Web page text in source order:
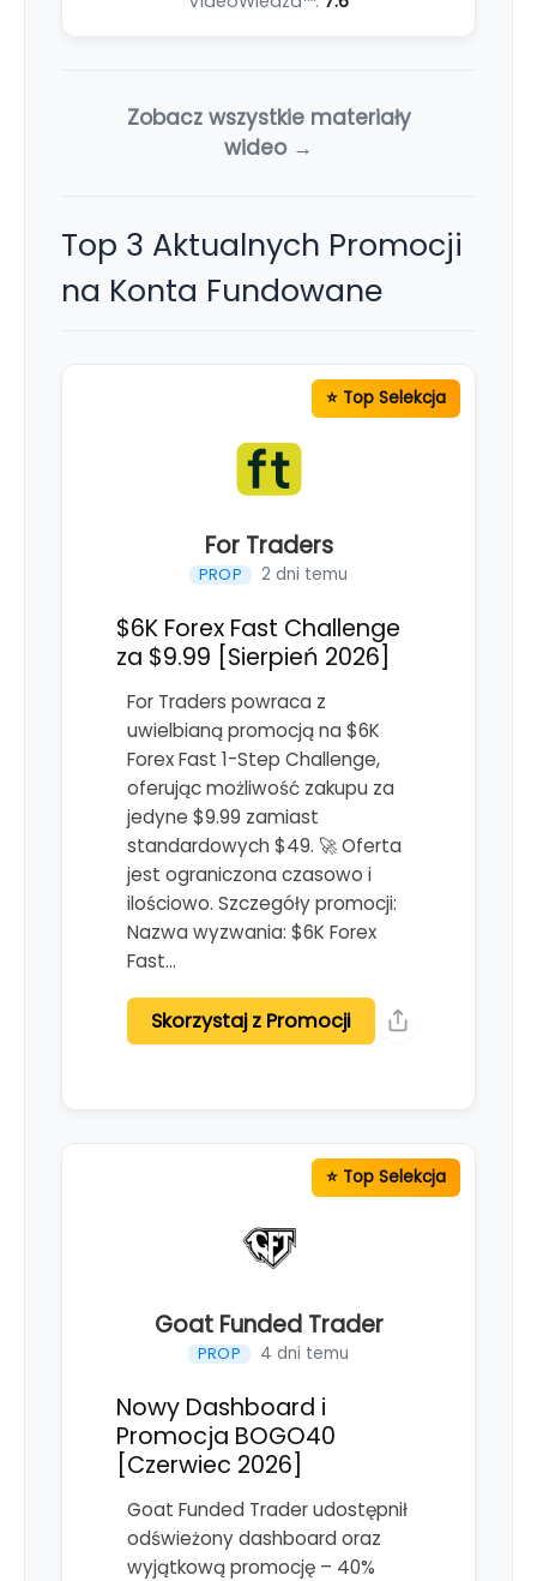
Zobacz wszystkie materiały
wideo →
Top 3 Aktualnych Promocji
na Konta Fundowane
For Traders
PROP 2 dni temu
$6K Forex Fast Challenge
za $9.99 [Sierpień 2026]
For Traders powraca z
uwielbianą promocją na $6K
Forex Fast 1-Step Challenge,
oferując możliwość zakupu za
jedyne $9.99 zamiast
standardowych $49. 🚀 Oferta
jest ograniczona czasowo i
ilościowo. Szczegóły promocji:
Nazwa wyzwania: $6K Forex
Fast…
Skorzystaj z Promocji
Goat Funded Trader
PROP 4 dni temu
Nowy Dashboard i
Promocja BOGO40
[Czerwiec 2026]
Goat Funded Trader udostępnił
odświeżony dashboard oraz
wyjątkową promocję – 40%